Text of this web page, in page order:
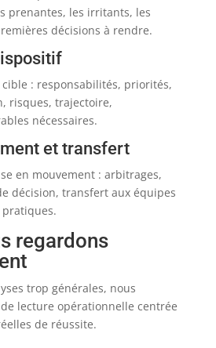
prenantes, les irritants, les
décisions à rendre.
: responsabilités, priorités,
risques, trajectoire,
nécessaires.
et transfert
en mouvement : arbitrages,
décision, transfert aux équipes
regardons
trop générales, nous
lecture opérationnelle centrée
de réussite.